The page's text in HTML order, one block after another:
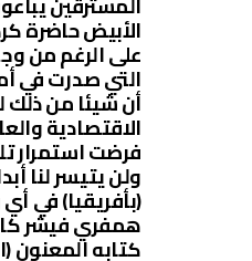
الأبيض حاضرة
على الرغم من
التي صدرت في
أن شيئا من ذلك
الاقتصادية
فرضت استمرار
ولن يتيسر لنا
(بأفريقيا) في
همفري فيشر
كتابه المعنون